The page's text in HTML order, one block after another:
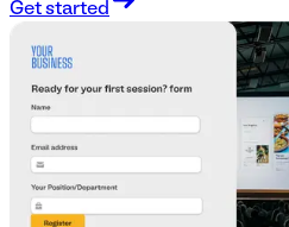
Get started